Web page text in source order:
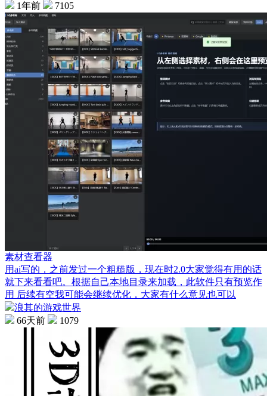
1年前
7105
素材查看器
用ai写的，之前发过一个粗糙版，现在时2.0大家觉得有用的话
就下来看看吧。根据自己本地目录来加载，此软件只有预览作
用 后续有空我可能会继续优化，大家有什么意见也可以
浪其的游戏世界
66天前
1079